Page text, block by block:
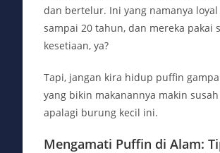
dan bertelur. Ini yang namanya
sampai 20 tahun, dan mereka
kesetiaan, ya?
Tapi, jangan kira hidup puffin
yang bikin makanannya makin
apalagi burung kecil ini.
Mengamati Puffin di Alam: